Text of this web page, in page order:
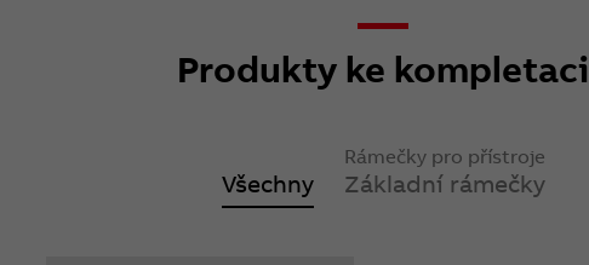
Produkty ke kompletaci
Všechny
Rámečky pro přístroje
Základní rámečky